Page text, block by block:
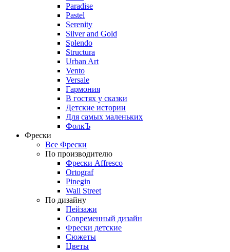
Paradise
Pastel
Serenity
Silver and Gold
Splendo
Structura
Urban Art
Vento
Versale
Гармония
В гостях у сказки
Детские истории
Для самых маленьких
ФолкЪ
Фрески
Все Фрески
По производителю
Фрески Affresco
Ortograf
Pinegin
Wall Street
По дизайну
Пейзажи
Современный дизайн
Фрески детские
Сюжеты
Цветы